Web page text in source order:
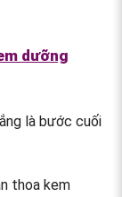
dưỡng
là bước cuối
thoa kem